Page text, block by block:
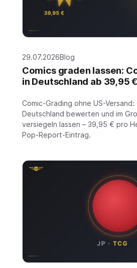
29.07.2026Blog
Comics graden lassen:
in Deutschland ab 39,95 €
Comic-Grading ohne US-Versand:
Deutschland bewerten und im
versiegeln lassen – 39,95 € pro
Pop-Report-Eintrag.